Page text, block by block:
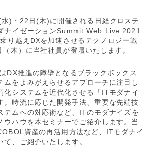
)・22日(木)に開催される日経クロステ
ナイゼーションSummit Web Live 2021
り越えDXを加速させるテクノロジー戦
木）に当社社員が登壇いたします。
DX推進の障壁となるブラックボックス
ムをよみがえらせるアプローチに注目し
化システムを近代化させる「ITモダナイ
。時流に応じた開発手法、重要な先端技
テムへの対応術など、ITのモダナイズを
ウハウを本セミナーでご紹介します。当
資産の再活用方法など、ITモダナイ
て、ご紹介いたします。